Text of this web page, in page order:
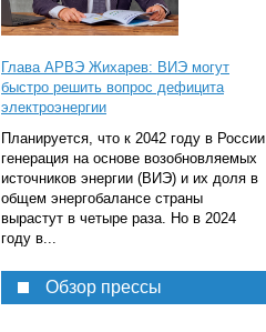
Глава АРВЭ Жихарев: ВИЭ могут
быстро решить вопрос дефицита
электроэнергии
Планируется, что к 2042 году в России
генерация на основе возобновляемых
источников энергии (ВИЭ) и их доля в
общем энергобалансе страны
вырастут в четыре раза. Но в 2024
году в...
Обзор прессы